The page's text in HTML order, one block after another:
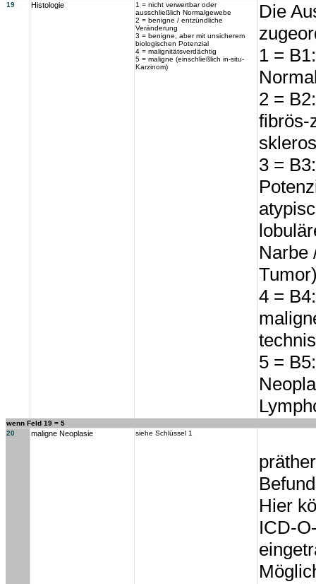
19 Histologie
1 = nicht verwertbar oder
ausschließlich Normalgewebe
2 = benigne / entzündliche
Veränderung
3 = benigne, aber mit unsicherem
biologischen Potenzial
4 = malignitätsverdächtig
5 = maligne (einschließlich in-situ-
Karzinom)
Die
1 =
2 =
fibrös-
3 =
Narbe
4 =
5 =
wenn Feld 19 = 5
20
maligne Neoplasie siehe Schlüssel 1
Hier
ICD-